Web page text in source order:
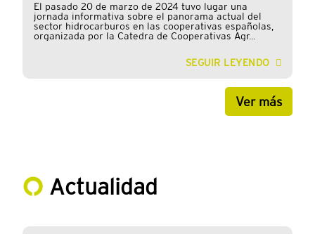
El pasado 20 de marzo de 2024 tuvo lugar una
jornada informativa sobre el panorama actual del
sector hidrocarburos en las cooperativas españolas,
organizada por la Catedra de Cooperativas Agr...
SEGUIR LEYENDO
Ver más
Actualidad